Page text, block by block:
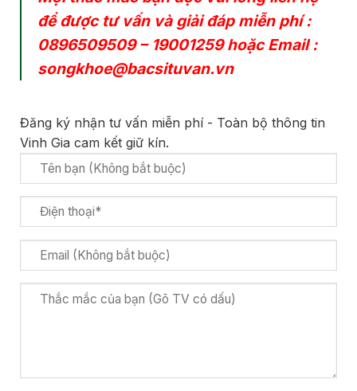
để được tư vấn và giải đáp miễn phí :
0896509509– 19001259hoặc Email :
songkhoe@bacsituvan.vn
Đăng ký nhận tư vấn miễn phí - Toàn bộ thông tin
Vinh Gia cam kết giữ kín.